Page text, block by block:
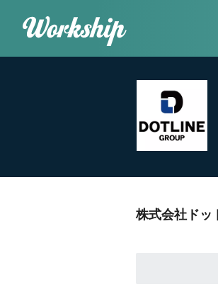
株式会社ドッ